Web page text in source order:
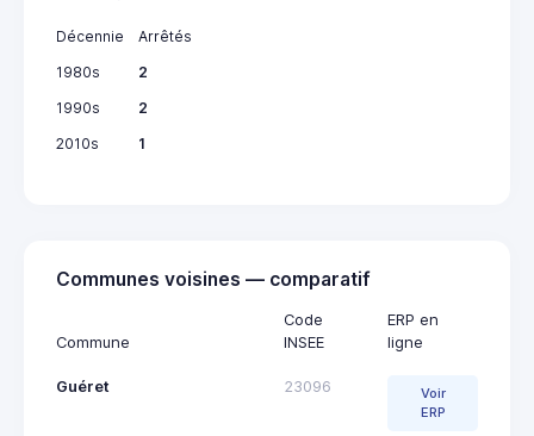
Décennie
Arrêtés
1980s
2
1990s
2
2010s
1
Communes voisines — comparatif
Commune
Code
INSEE
ERP en
ligne
Guéret 23096
Voir
ERP